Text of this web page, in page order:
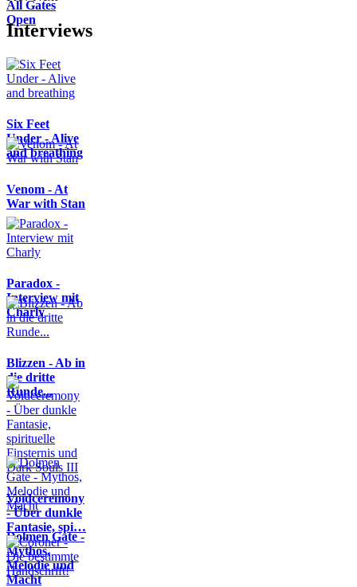
All Gates
Open
Interviews
Six Feet
Under - Alive
and breathing
Venom - At
War with Stan
Paradox -
Interview mit
Charly
Blizzen - Ab in
die dritte
Runde...
Voidceremony
- Über dunkle
Fantasie, spi…
Dolmen Gate -
Mythos,
Melodie und
Macht